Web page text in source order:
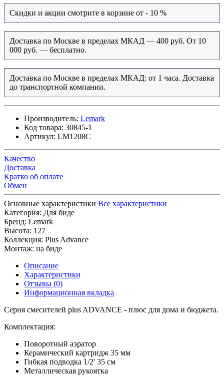
Скидки и акции смотрите в корзине от - 10 %
Доставка по Москве в пределах МКАД — 400 руб. От 10
000 руб. — бесплатно.
Доставка по Москве в пределах МКАД: от 1 часа. Доставка
до транспортной компании.
Производитель: Lemark
Код товара: 30845-1
Артикул: LM1208C
Качество
Доставка
Кратко об оплате
Обмен
Основные характеристики Все характеристики
Категория: Для биде
Бренд: Lemark
Высота: 127
Коллекция: Plus Advance
Монтаж: на биде
Описание
Характеристики
Отзывы (0)
Информационная вкладка
Серия смесителей plus ADVANCE - плюс для дома и бюджета.
Комплектация:
Поворотный аэратор
Керамический картридж 35 мм
Гибкая подводка 1/2' 35 см
Металлическая рукоятка